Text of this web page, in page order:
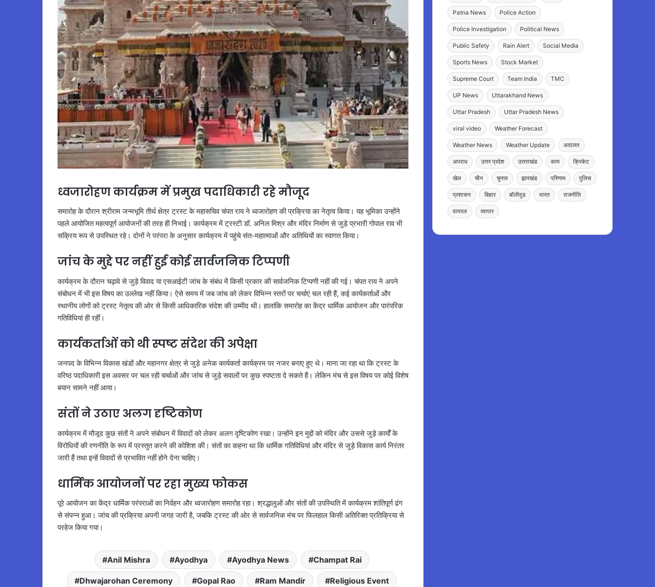
ध्वजारोहण कार्यक्रम में प्रमुख पदाधिकारी रहे मौजूद
समारोह के दौरान श्रीराम जन्मभूमि तीर्थ क्षेत्र ट्रस्ट के महासचिव चंपत राय ने ध्वजारोहण की प्रक्रिया का नेतृत्व किया। यह भूमिका उन्होंने
पहले आयोजित महत्वपूर्ण आयोजनों की तरह ही निभाई। कार्यक्रम में ट्रस्टी डॉ. अनिल मिश्र और मंदिर निर्माण से जुड़े प्रभारी गोपाल राव भी
सक्रिय रूप से उपस्थित रहे। दोनों ने परंपरा के अनुसार कार्यक्रम में पहुंचे संत-महात्माओं और अतिथियों का स्वागत किया।
जांच के मुद्दे पर नहीं हुई कोई सार्वजनिक टिप्पणी
कार्यक्रम के दौरान चढ़ावे से जुड़े विवाद या एसआईटी जांच के संबंध में किसी प्रकार की सार्वजनिक टिप्पणी नहीं की गई। चंपत राय ने अपने
संबोधन में भी इस विषय का उल्लेख नहीं किया। ऐसे समय में जब जांच को लेकर विभिन्न स्तरों पर चर्चाएं चल रही हैं, कई कार्यकर्ताओं और
स्थानीय लोगों को ट्रस्ट नेतृत्व की ओर से किसी आधिकारिक संदेश की उम्मीद थी। हालांकि समारोह का केंद्र धार्मिक आयोजन और पारंपरिक
गतिविधियां ही रहीं।
कार्यकर्ताओं को थी स्पष्ट संदेश की अपेक्षा
जनपद के विभिन्न विकास खंडों और महानगर क्षेत्र से जुड़े अनेक कार्यकर्ता कार्यक्रम पर नजर बनाए हुए थे। माना जा रहा था कि ट्रस्ट के
वरिष्ठ पदाधिकारी इस अवसर पर चल रही चर्चाओं और जांच से जुड़े सवालों पर कुछ स्पष्टता दे सकते हैं। लेकिन मंच से इस विषय पर कोई विशेष
बयान सामने नहीं आया।
संतों ने उठाए अलग दृष्टिकोण
कार्यक्रम में मौजूद कुछ संतों ने अपने संबोधन में विवादों को लेकर अलग दृष्टिकोण रखा। उन्होंने इन मुद्दों को मंदिर और उससे जुड़े कार्यों के
विरोधियों की रणनीति के रूप में प्रस्तुत करने की कोशिश की। संतों का कहना था कि धार्मिक गतिविधियां और मंदिर से जुड़े विकास कार्य निरंतर
जारी हैं तथा इन्हें विवादों से प्रभावित नहीं होने देना चाहिए।
धार्मिक आयोजनों पर रहा मुख्य फोकस
पूरे आयोजन का केंद्र धार्मिक परंपराओं का निर्वहन और ध्वजारोहण समारोह रहा। श्रद्धालुओं और संतों की उपस्थिति में कार्यक्रम शांतिपूर्ण ढंग
से संपन्न हुआ। जांच की प्रक्रिया अपनी जगह जारी है, जबकि ट्रस्ट की ओर से सार्वजनिक मंच पर फिलहाल किसी अतिरिक्त प्रतिक्रिया से
परहेज किया गया।
Anil Mishra Ayodhya Ayodhya News Champat Rai
Dhwajarohan Ceremony Gopal Rao Ram Mandir Religious Event
Patna News Police Action
Police Investigation Political News
Public Safety Rain Alert Social Media
Sports News Stock Market
Supreme Court Team India TMC
UP News Uttarakhand News
Uttar Pradesh Uttar Pradesh News
viral video Weather Forecast
Weather News Weather Update अदालत
अपराध उत्तर प्रदेश उत्तराखंड काम क्रिकेट
खेल चीन चुनाव झारखंड परिणाम पुलिस
प्रशासन बिहार बॉलीवुड भारत राजनीति
वायरल व्यापार